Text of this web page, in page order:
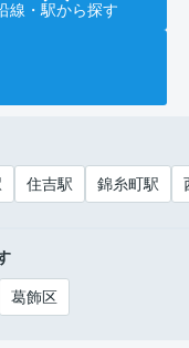
線・駅から探す
住吉駅 錦糸町駅
葛飾区